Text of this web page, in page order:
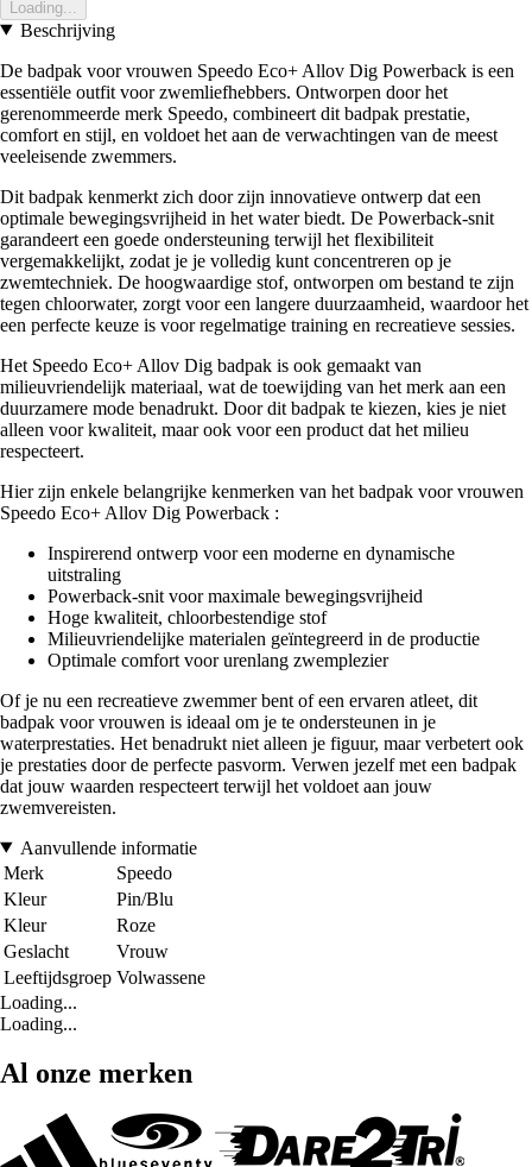
Loading...
Beschrijving
De badpak voor vrouwen Speedo Eco+ Allov Dig Powerback is een
essentiële outfit voor zwemliefhebbers. Ontworpen door het
gerenommeerde merk Speedo, combineert dit badpak prestatie,
comfort en stijl, en voldoet het aan de verwachtingen van de meest
veeleisende zwemmers.
Dit badpak kenmerkt zich door zijn innovatieve ontwerp dat een
optimale bewegingsvrijheid in het water biedt. De Powerback-snit
garandeert een goede ondersteuning terwijl het flexibiliteit
vergemakkelijkt, zodat je je volledig kunt concentreren op je
zwemtechniek. De hoogwaardige stof, ontworpen om bestand te zijn
tegen chloorwater, zorgt voor een langere duurzaamheid, waardoor het
een perfecte keuze is voor regelmatige training en recreatieve sessies.
Het Speedo Eco+ Allov Dig badpak is ook gemaakt van
milieuvriendelijk materiaal, wat de toewijding van het merk aan een
duurzamere mode benadrukt. Door dit badpak te kiezen, kies je niet
alleen voor kwaliteit, maar ook voor een product dat het milieu
respecteert.
Hier zijn enkele belangrijke kenmerken van het badpak voor vrouwen
Speedo Eco+ Allov Dig Powerback :
Inspirerend ontwerp voor een moderne en dynamische
uitstraling
Powerback-snit voor maximale bewegingsvrijheid
Hoge kwaliteit, chloorbestendige stof
Milieuvriendelijke materialen geïntegreerd in de productie
Optimale comfort voor urenlang zwemplezier
Of je nu een recreatieve zwemmer bent of een ervaren atleet, dit
badpak voor vrouwen is ideaal om je te ondersteunen in je
waterprestaties. Het benadrukt niet alleen je figuur, maar verbetert ook
je prestaties door de perfecte pasvorm. Verwen jezelf met een badpak
dat jouw waarden respecteert terwijl het voldoet aan jouw
zwemvereisten.
Aanvullende informatie
Merk
Speedo
Kleur
Pin/Blu
Kleur
Roze
Geslacht
Vrouw
Leeftijdsgroep Volwassene
Loading...
Loading...
Al onze merken